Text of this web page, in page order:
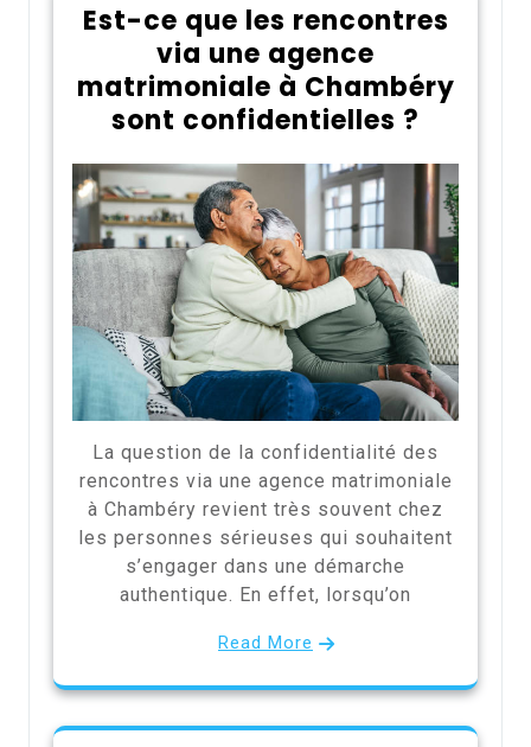
Est-ce que les rencontres
via une agence
matrimoniale à Chambéry
sont confidentielles ?
La question de la confidentialité des
rencontres via une agence matrimoniale
à Chambéry revient très souvent chez
les personnes sérieuses qui souhaitent
s’engager dans une démarche
authentique. En effet, lorsqu’on
Read More